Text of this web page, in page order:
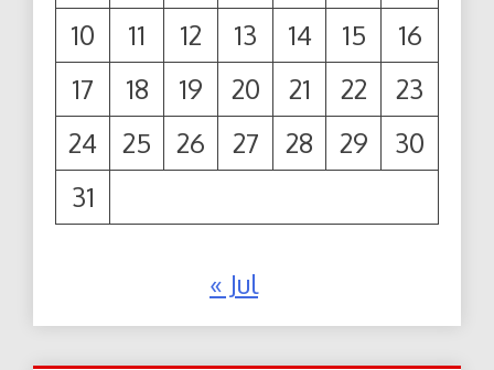
10
11 12 13 14 15
16
17
18 19 20 21 22
23
24
25 26 27 28 29
30
31
« Jul